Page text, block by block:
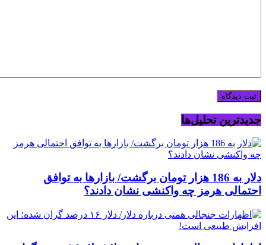
جدیدترین تحلیل‌ها
دلار به 186 هزار تومان برگشت/ بازارها به توافق
احتمالی هرمز چه واکنشی نشان دادند؟